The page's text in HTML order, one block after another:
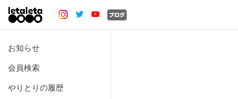
お知らせ
会員検索
やりとりの履歴